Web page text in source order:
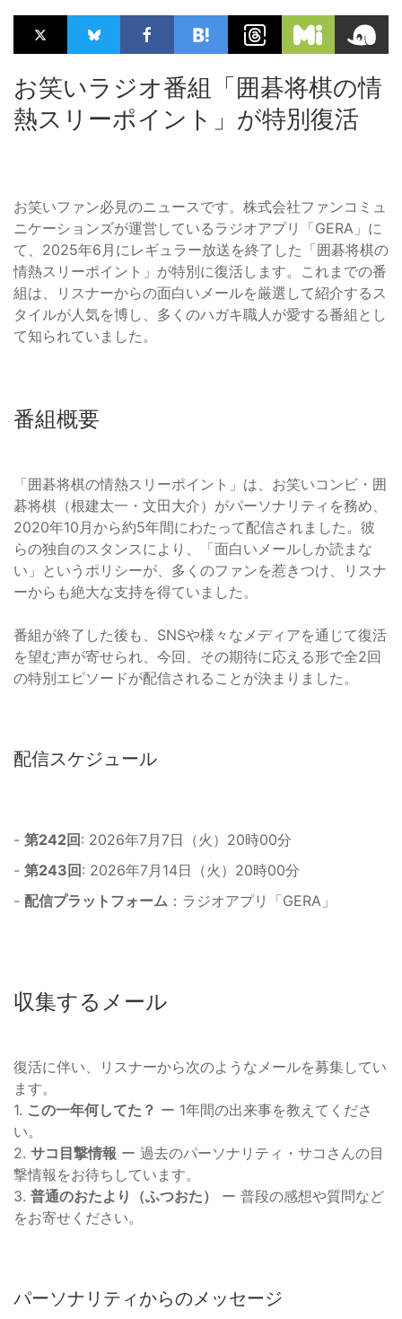
お笑いラジオ番組「囲碁将棋の情
熱スリーポイント」が特別復活
お笑いファン必見のニュースです。株式会社ファンコミュ
ニケーションズが運営しているラジオアプリ「GERA」に
て、2025年6月にレギュラー放送を終了した「囲碁将棋の
情熱スリーポイント」が特別に復活します。これまでの番
組は、リスナーからの面白いメールを厳選して紹介するス
タイルが人気を博し、多くのハガキ職人が愛する番組とし
て知られていました。
番組概要
「囲碁将棋の情熱スリーポイント」は、お笑いコンビ・囲
碁将棋（根建太一・文田大介）がパーソナリティを務め、
2020年10月から約5年間にわたって配信されました。彼
らの独自のスタンスにより、「面白いメールしか読まな
い」というポリシーが、多くのファンを惹きつけ、リスナ
ーからも絶大な支持を得ていました。
番組が終了した後も、SNSや様々なメディアを通じて復活
を望む声が寄せられ、今回、その期待に応える形で全2回
の特別エピソードが配信されることが決まりました。
配信スケジュール
- 第242回 : 2026年7月7日（火）20時00分
- 第243回 : 2026年7月14日（火）20時00分
- 配信プラットフォーム ：ラジオアプリ「GERA」
収集するメール
復活に伴い、リスナーから次のようなメールを募集してい
ます。
1. この一年何してた？ ー 1年間の出来事を教えてくださ
い。
2. サコ目撃情報 ー 過去のパーソナリティ・サコさんの目
撃情報をお待ちしています。
3. 普通のおたより（ふつおた）
ー 普段の感想や質問など
をお寄せください。
パーソナリティからのメッセージ